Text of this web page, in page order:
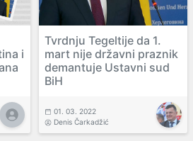
i
Tvrdnju Tegeltije da 1.
mart nije državni praznik
demantuje Ustavni sud
BiH
01. 03. 2022
Denis Čarkadžić